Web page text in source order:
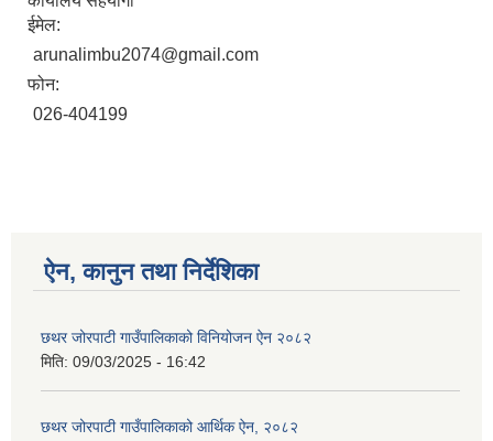
ईमेल:
arunalimbu2074@gmail.com
फोन:
026-404199
ऐन, कानुन तथा निर्देशिका
छथर जोरपाटी गाउँपालिकाको विनियोजन ऐन २०८२
मिति: 09/03/2025 - 16:42
छथर जोरपाटी गाउँपालिकाको आर्थिक ऐन, २०८२